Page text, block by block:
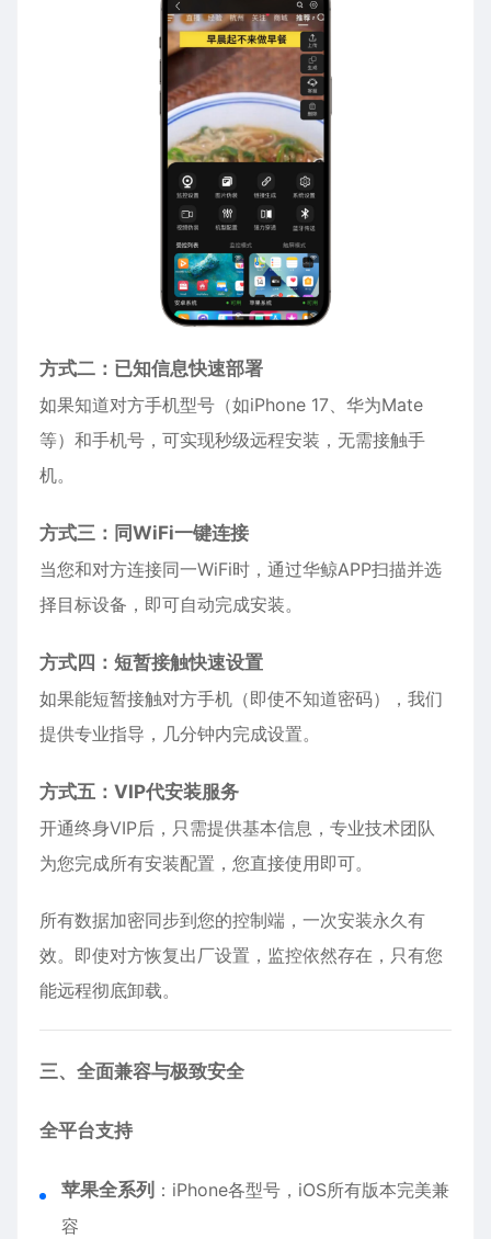
方式二：已知信息快速部署
如果知道对方手机型号（如iPhone 17、华为Mate
等）和手机号，可实现秒级远程安装，无需接触手
机。
方式三：同WiFi一键连接
当您和对方连接同一WiFi时，通过华鲸APP扫描并选
择目标设备，即可自动完成安装。
方式四：短暂接触快速设置
如果能短暂接触对方手机（即使不知道密码），我们
提供专业指导，几分钟内完成设置。
方式五：VIP代安装服务
开通终身VIP后，只需提供基本信息，专业技术团队
为您完成所有安装配置，您直接使用即可。
所有数据加密同步到您的控制端，一次安装永久有
效。即使对方恢复出厂设置，监控依然存在，只有您
能远程彻底卸载。
三、全面兼容与极致安全
全平台支持
苹果全系列 ： iPhone各型号，iOS所有版本完美兼
容